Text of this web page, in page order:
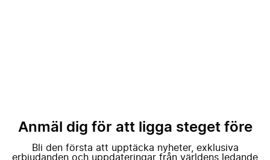
Anmäl dig för att ligga steget före
Bli den första att upptäcka nyheter, exklusiva
erbjudanden och uppdateringar från världens ledande